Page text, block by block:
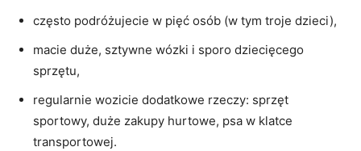
często podróżujecie w pięć osób (w tym troje dzieci),
macie duże, sztywne wózki i sporo dziecięcego
sprzętu,
regularnie wozicie dodatkowe rzeczy: sprzęt
sportowy, duże zakupy hurtowe, psa w klatce
transportowej.